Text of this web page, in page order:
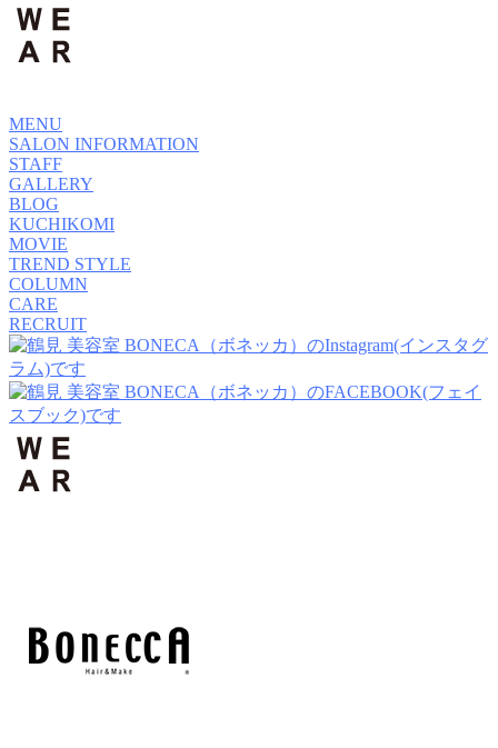
MENU
SALON INFORMATION
STAFF
GALLERY
BLOG
KUCHIKOMI
MOVIE
TREND STYLE
COLUMN
CARE
RECRUIT